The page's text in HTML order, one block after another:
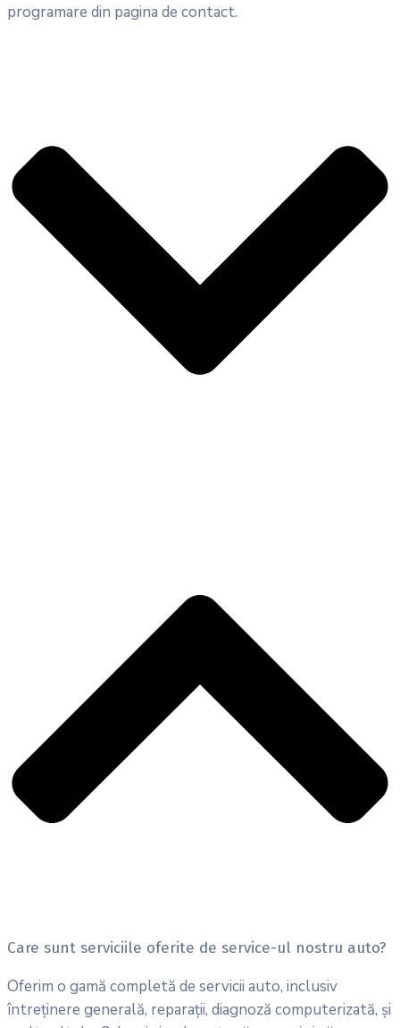
programare din pagina de contact.
Care sunt serviciile oferite de service-ul nostru auto?
Oferim o gamă completă de servicii auto, inclusiv
întreținere generală, reparații, diagnoză computerizată, și